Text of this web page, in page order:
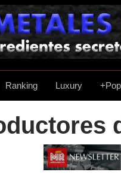
Ranking Luxury